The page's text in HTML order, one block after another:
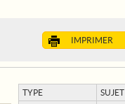
IMPRIMER
TYPE SUJET